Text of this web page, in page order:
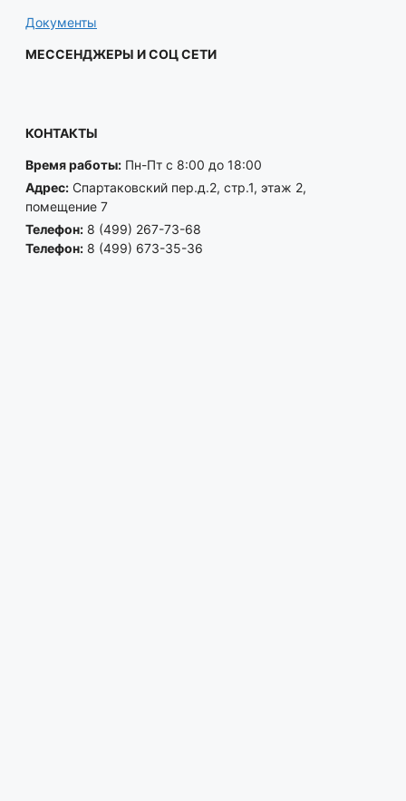
Документы
МЕССЕНДЖЕРЫ И СОЦ СЕТИ
КОНТАКТЫ
Время работы: Пн-Пт с 8:00 до 18:00
Адрес: Спартаковский пер.д.2, стр.1, этаж 2,
помещение 7
Телефон: 8 (499) 267-73-68
Телефон: 8 (499) 673-35-36